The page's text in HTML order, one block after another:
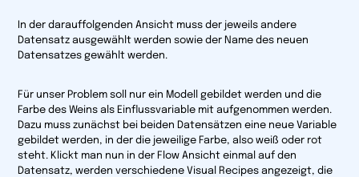
In der darauffolgenden Ansicht muss der jeweils andere
Datensatz ausgewählt werden sowie der Name des neuen
Datensatzes gewählt werden.
Für unser Problem soll nur ein Modell gebildet werden und die
Farbe des Weins als Einflussvariable mit aufgenommen werden.
Dazu muss zunächst bei beiden Datensätzen eine neue Variable
gebildet werden, in der die jeweilige Farbe, also weiß oder rot
steht. Klickt man nun in der Flow Ansicht einmal auf den
Datensatz, werden verschiedene Visual Recipes angezeigt, die